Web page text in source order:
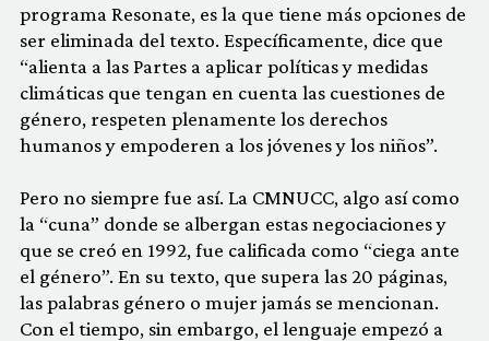
programa Resonate, es la que tiene más opciones de
ser eliminada del texto. Específicamente, dice que
“alienta a las Partes a aplicar políticas y medidas
climáticas que tengan en cuenta las cuestiones de
género, respeten plenamente los derechos
humanos y empoderen a los jóvenes y los niños”.
Pero no siempre fue así. La CMNUCC, algo así como
la “cuna” donde se albergan estas negociaciones y
que se creó en 1992, fue calificada como “ciega ante
el género”. En su texto, que supera las 20 páginas,
las palabras género o mujer jamás se mencionan.
Con el tiempo, sin embargo, el lenguaje empezó a